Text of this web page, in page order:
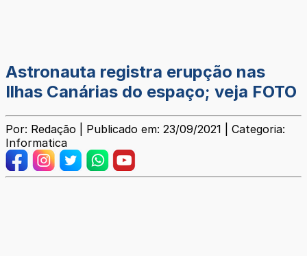
Astronauta registra erupção nas
Ilhas Canárias do espaço; veja FOTO
Por: Redação | Publicado em: 23/09/2021 | Categoria:
Informatica